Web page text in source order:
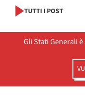
TUTTI I POST
Gli Stati Generali